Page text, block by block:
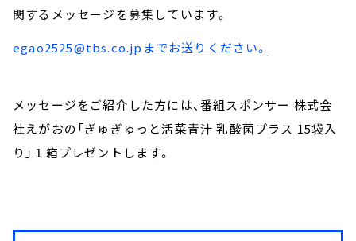
関するメッセージを募集しています。
egao2525@tbs.co.jpまでお送りください。
メッセージをご紹介した方には、番組スポンサー 株式会
社えがおの「ぎゅぎゅっと活菜青汁 乳酸菌プラス 15袋入
り」１箱プレゼントします。